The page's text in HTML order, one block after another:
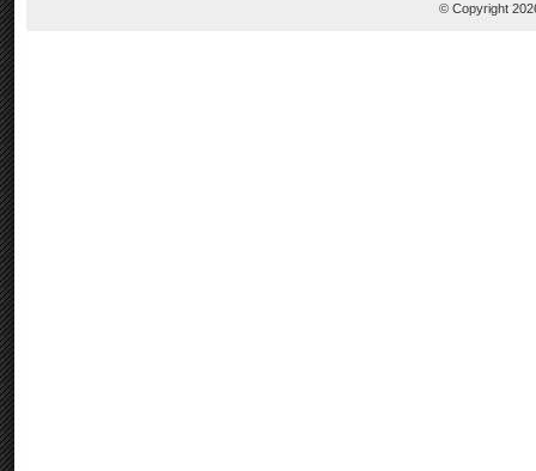
© Copyright